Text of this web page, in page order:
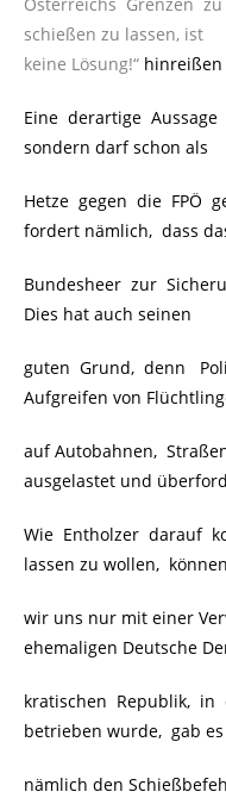
schießen zu lassen, ist
keine Lösung!“ hinreißen
Eine derartige
sondern darf schon als
Hetze gegen die FPÖ
fordert nämlich, dass
Bundesheer zur
Dies hat auch seinen
guten Grund, denn
Aufgreifen von
auf Autobahnen,
ausgelastet und
Wie Entholzer darauf
lassen zu wollen, können
wir uns nur mit einer
ehemaligen Deutsche
kratischen Republik,
betrieben wurde, gab es
nämlich den